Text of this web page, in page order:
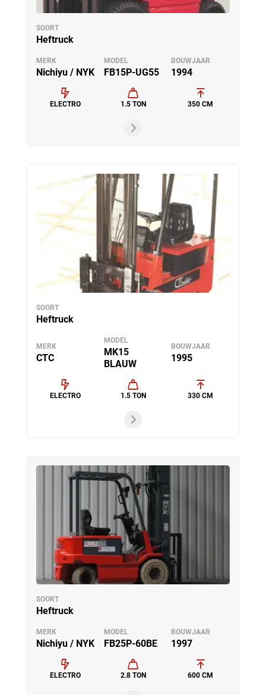
SOORT
Heftruck
MERK
Nichiyu / NYK
MODEL
FB15P-UG55
BOUWJAAR
1994
ELECTRO 1.5 TON 350 CM
SOORT
Heftruck
MERK
CTC
MODEL
MK15
BLAUW
BOUWJAAR
1995
ELECTRO 1.5 TON 330 CM
SOORT
Heftruck
MERK
Nichiyu / NYK
MODEL
FB25P-60BE
BOUWJAAR
1997
ELECTRO 2.8 TON 600 CM